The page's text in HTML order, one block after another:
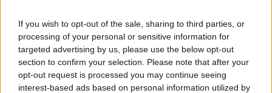
If you wish to opt-out of the sale, sharing to third parties, or
processing of your personal or sensitive information for
targeted advertising by us, please use the below opt-out
section to confirm your selection. Please note that after your
opt-out request is processed you may continue seeing
interest-based ads based on personal information utilized by